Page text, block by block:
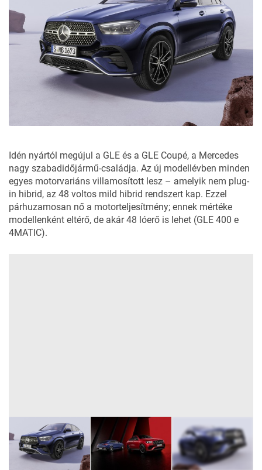
Idén nyártól megújul a GLE és a GLE Coupé, a Mercedes
nagy szabadidőjármű-családja. Az új modellévben minden
egyes motorvariáns villamosított lesz – amelyik nem plug-
in hibrid, az 48 voltos mild hibrid rendszert kap. Ezzel
párhuzamosan nő a motorteljesítmény; ennek mértéke
modellenként eltérő, de akár 48 lóerő is lehet (GLE 400 e
4MATIC).